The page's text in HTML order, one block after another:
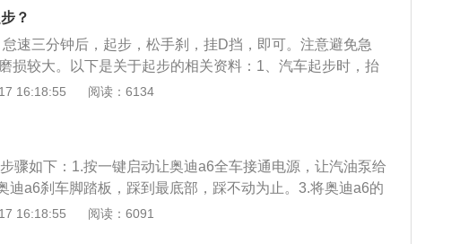
排量，分别是1.8t、2.4和3.0，其中1.8t分为四款，有手动基
舒适型和技术领先型；2.4排量分为三款，有舒适型、舒适运
3.0排量只有一款，加装了quattro全时四驱系统。
？
速三分钟后，起步，松手刹，挂D挡，即可。注意避免急
损较大。以下是关于起步的相关资料：1、汽车起步时，抬
好“快、停、慢”三个过程，以及与加速A板的配合。2、放松
再慢抬，同时，逐渐踏下加速踏板，使汽车平稳起步。这生
足，发动机快要熄火时，应立即踏下离合器踏板，再适当踩
步。3、离合器和加速踏板之间的配合操作要领是：左脚快
稍停顿，右脚平稳加油门，左脚慢抬车前进。
16:18:55 阅读：6134
骤如下：1.按一键启动让奥迪a6全车接通电源，让汽油泵给
迪a6刹车脚踏板，踩到最底部，踩不动为止。3.将奥迪a6的
位置处。4.按一下奥迪a6的一键启动按键，启动奥迪a6发动
16:18:55 阅读：6091